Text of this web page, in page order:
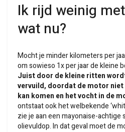
Ik rijd weinig
wat nu?
Mocht je minder kilometers per
om sowieso 1x per jaar de kleine
Juist door de kleine ritten
vervuild, doordat de motor
kan komen en het vocht in de
ontstaat ook het welbekende
zie je aan een mayonaise-achtige
olievuldop. In dat geval moet de